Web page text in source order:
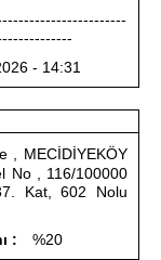
- 14:31
, MECİDİYEKÖY
No , 116/100000
Kat, 602 Nolu
: %20